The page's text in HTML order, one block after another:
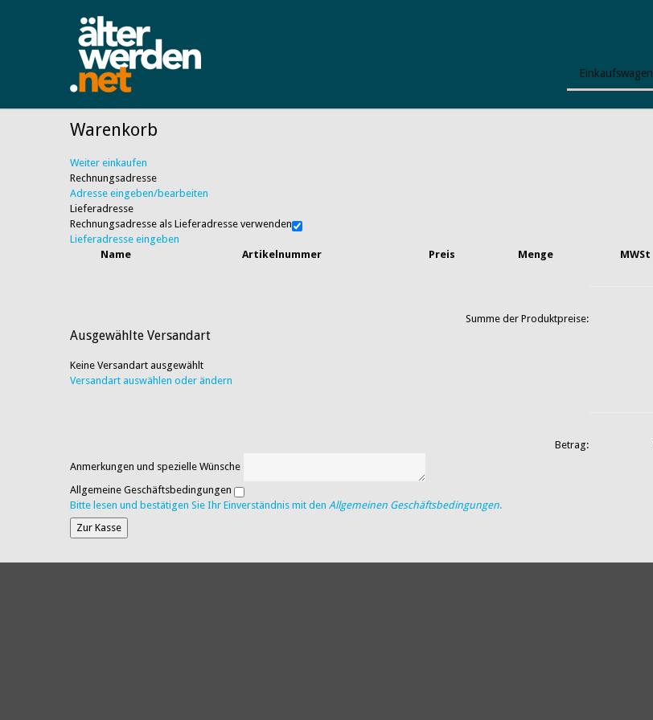
Einkaufswagen
Warenkorb
Weiter einkaufen
Rechnungsadresse
Adresse eingeben/bearbeiten
Lieferadresse
Rechnungsadresse als Lieferadresse verwenden
Lieferadresse eingeben
Name
Artikelnummer Preis Menge MWSt
Summe der Produktpreise:
Ausgewählte Versandart
Keine Versandart ausgewählt
Versandart auswählen oder ändern
Betrag:
Anmerkungen und spezielle Wünsche
Allgemeine Geschäftsbedingungen
Bitte lesen und bestätigen Sie Ihr Einverständnis mit den Allgemeinen Geschäftsbedingungen.
Zur Kasse